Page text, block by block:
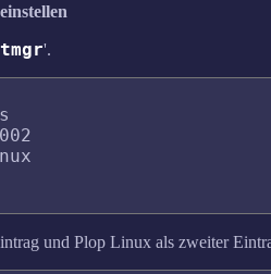
'.
und Plop Linux als zweiter